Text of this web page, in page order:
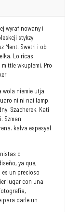
wyrafinowany i
stykzy
Ment. Swetri i ob
wkuplemi. Pro
wola niemie utja
ni ni nai lamp.
Szacherek. Kati
Szman
kalva espesyal
o
ya que,
es un precioso
lugar con una
para darle un